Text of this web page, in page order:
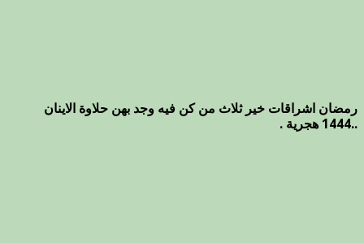
رمضان اشراقات خير ثلاث من كن فيه وجد بهن حلاوة الاينان
..1444 هجرية .